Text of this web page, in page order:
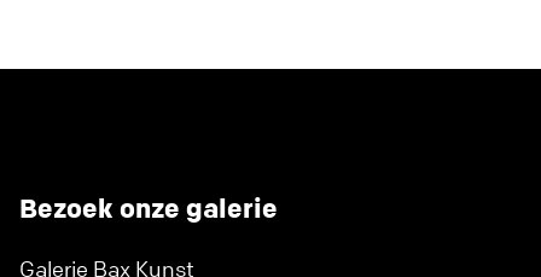
Bezoek onze galerie
Galerie Bax Kunst